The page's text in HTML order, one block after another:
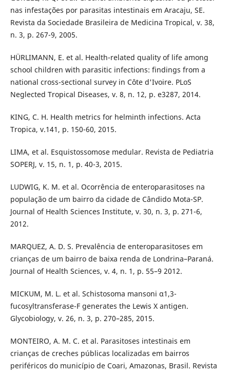
nas infestações por parasitas intestinais em Aracaju, SE.
Revista da Sociedade Brasileira de Medicina Tropical, v. 38,
n. 3, p. 267-9, 2005.
HÜRLIMANN, E. et al. Health-related quality of life among
school children with parasitic infections: findings from a
national cross-sectional survey in Côte d'Ivoire. PLoS
Neglected Tropical Diseases, v. 8, n. 12, p. e3287, 2014.
KING, C. H. Health metrics for helminth infections. Acta
Tropica, v.141, p. 150-60, 2015.
LIMA, et al. Esquistossomose medular. Revista de Pediatria
SOPERJ, v. 15, n. 1, p. 40-3, 2015.
LUDWIG, K. M. et al. Ocorrência de enteroparasitoses na
população de um bairro da cidade de Cândido Mota-SP.
Journal of Health Sciences Institute, v. 30, n. 3, p. 271-6,
2012.
MARQUEZ, A. D. S. Prevalência de enteroparasitoses em
crianças de um bairro de baixa renda de Londrina–Paraná.
Journal of Health Sciences, v. 4, n. 1, p. 55–9 2012.
MICKUM, M. L. et al. Schistosoma mansoni α1,3-
fucosyltransferase-F generates the Lewis X antigen.
Glycobiology, v. 26, n. 3, p. 270–285, 2015.
MONTEIRO, A. M. C. et al. Parasitoses intestinais em
crianças de creches públicas localizadas em bairros
periféricos do município de Coari, Amazonas, Brasil. Revista